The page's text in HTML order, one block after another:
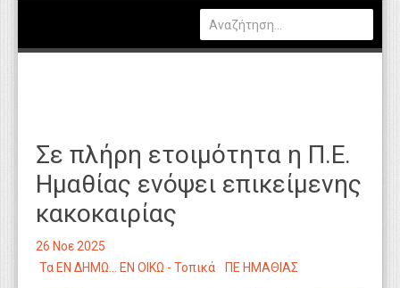
Σε πλήρη ετοιμότητα η Π.Ε.
Ημαθίας ενόψει επικείμενης
κακοκαιρίας
26 Νοε 2025
Τα ΕΝ ΔΗΜΩ... ΕΝ ΟΙΚΩ - Τοπικά
ΠΕ ΗΜΑΘΙΑΣ
Καιρός
Τεχνολογία
Εκπαίδευση
Υγεία
Γενικά